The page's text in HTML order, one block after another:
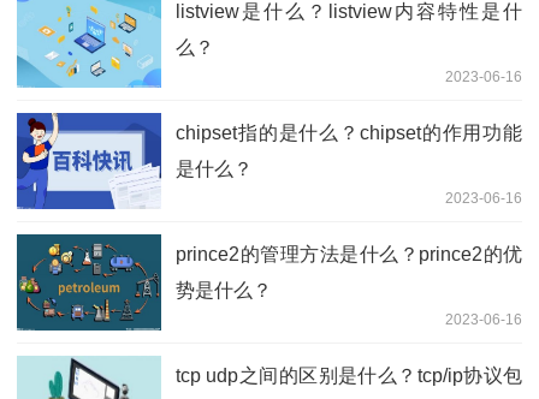
listview是什么？listview内容特性是什
么？
2023-06-16
chipset指的是什么？chipset的作用功能
是什么？
2023-06-16
prince2的管理方法是什么？prince2的优
势是什么？
2023-06-16
tcp udp之间的区别是什么？tcp/ip协议包